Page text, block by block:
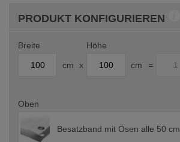
PRODUKT KONFIGURIEREN
Breite
cm x
Höhe
cm =
Oben
Besatzband mit Ösen alle 50 cm